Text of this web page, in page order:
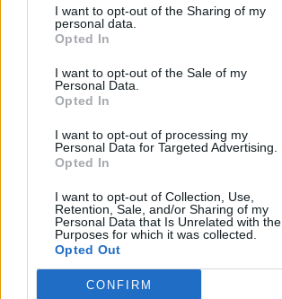
I want to opt-out of the Sharing of my
personal data.
Opted In
I want to opt-out of the Sale of my
Personal Data.
Opted In
I want to opt-out of processing my
Personal Data for Targeted Advertising.
Opted In
I want to opt-out of Collection, Use,
Retention, Sale, and/or Sharing of my
Personal Data that Is Unrelated with the
Purposes for which it was collected.
Opted Out
CONFIRM